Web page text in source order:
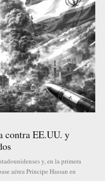
contra EE.UU. y
y, en la primera
aérea Príncipe Hassan en